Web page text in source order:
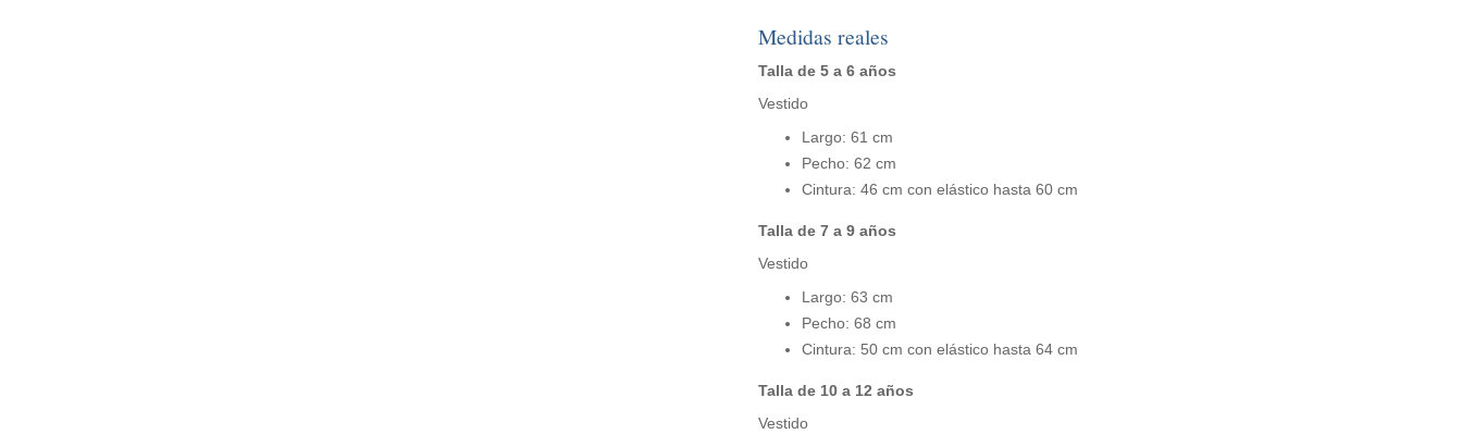
Medidas reales
Talla de 5 a 6 años
Vestido
Largo: 61 cm
Pecho: 62 cm
Cintura: 46 cm con elástico hasta 60 cm
Talla de 7 a 9 años
Vestido
Largo: 63 cm
Pecho: 68 cm
Cintura: 50 cm con elástico hasta 64 cm
Talla de 10 a 12 años
Vestido